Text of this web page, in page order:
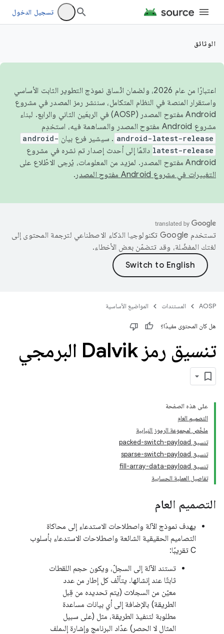
تسجيل الدخول
الوثائق
اعتبارًا من عام 2026، ولضمان اتّساق نموذج التطوير الثابت الأساسي
واستقرار المنصة في النظام المتكامل، سننشر رمز المصدر في مشروع
Android مفتوح المصدر (AOSP) في الربعَين الثاني والرابع. لبناء
مشروع Android مفتوح المصدر والمساهمة فيه، استخدِم
android-latest-release . سيشير فرع بيان android-
latest-release دائمًا إلى أحدث إصدار تم نشره في مشروع
Android مفتوح المصدر. لمزيد من المعلومات، يُرجى الاطّلاع على
التغييرات في مشروع Android مفتوح المصدر
.
تستخدم Google تكنولوجيا الذكاء الاصطناعي لترجمة المحتوى إلى
لغتك المفضّلة، وقد تتضمّن بعض الأخطاء.
AOSP المستندات المواضيع الأساسية
هل كان المحتوى مفيدًا؟
تنسيق رمز Dalvik البرمجي
على هذه الصفحة
التصميم العام
ملخّص لمجموعة الرموز النيابية
تنسيق packed-switch-payload
تنسيق sparse-switch-payload
تنسيق fill-array-data-payload
تفاصيل العملية الحسابية
التصميم العام
يهدف نموذج الآلة واصطلاحات الاستدعاء إلى محاكاة
التصاميم الحقيقية الشائعة واصطلاحات الاستدعاء بأسلوب
C تقريبًا:
تستند الآلة إلى السجلّ، ويكون حجم اللقطات
ثابتًا عند إنشائها. يتألّف كل إطار من عدد
معيّن من السجلات (يتم تحديده من قِبل
الطريقة) بالإضافة إلى أي بيانات مساعدة
مطلوبة لتنفيذ الطريقة، مثل (على سبيل
المثال لا الحصر) عدّاد البرنامج وإشارة إلىملف